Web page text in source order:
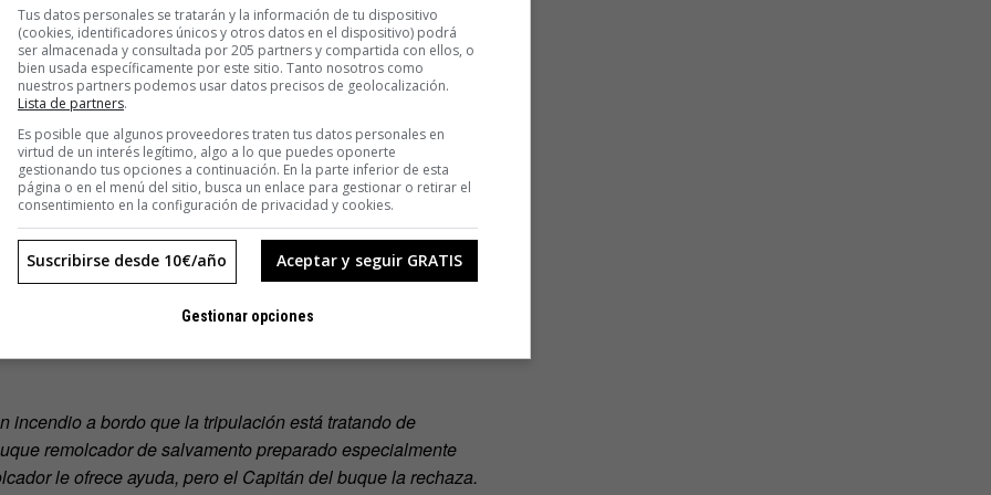
explica que los remolcadores deben estar operativos
365 días del año. «Además de realizar operaciones de
de seguridad tanto en el puerto como en zonas anexas,
el salvamento de buques y la lucha contra incendios».
el capitán la haya pedido cuando observan que el
rechaza la asistencia, no existe derecho a ninguna
asistencia sea prestada.
prestación de un auxilio o salvamento con resultado útil
sido fijada con anterioridad, será establecida por los
valoran la dificultad y peligro del salvamento.
incendio a bordo que la tripulación está tratando de
remolcador de salvamento preparado especialmente
le ofrece ayuda, pero el Capitán del buque la rechaza.
Tus datos personales se tratarán y la información de tu dispositivo
(cookies, identificadores únicos y otros datos en el dispositivo) podrá
ser almacenada y consultada por 205 partners y compartida con ellos, o
bien usada específicamente por este sitio. Tanto nosotros como
nuestros partners podemos usar datos precisos de geolocalización.
Lista de partners.
Es posible que algunos proveedores traten tus datos personales en
virtud de un interés legítimo, algo a lo que puedes oponerte
gestionando tus opciones a continuación. En la parte inferior de esta
página o en el menú del sitio, busca un enlace para gestionar o retirar el
consentimiento en la configuración de privacidad y cookies.
Aceptar y seguir GRATIS
Suscribirse desde 10€/año
Gestionar opciones